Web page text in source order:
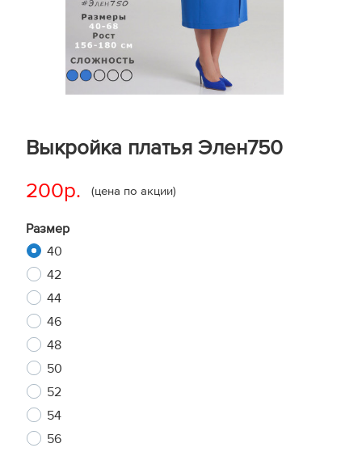
Выкройка платья Элен750
200р. (цена по акции)
Размер
40
42
44
46
48
50
52
54
56